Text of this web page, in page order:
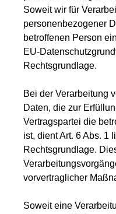
Soweit wir für
personenbezogener
betroffenen Person
EU-
Rechtsgrundlage.
Bei der Verarbeitung
Daten, die zur
Vertragspartei die
ist, dient Art. 6 Abs. 1
Rechtsgrundlage.
vorvertraglicher
Soweit eine